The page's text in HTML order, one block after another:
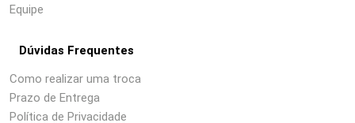
Equipe
Dúvidas Frequentes
Como realizar uma troca
Prazo de Entrega
Política de Privacidade